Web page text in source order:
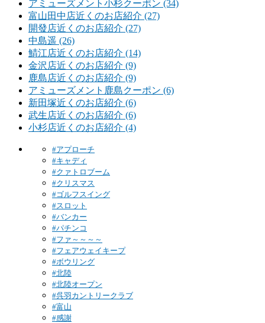
アミューズメント小杉クーポン (34)
富山田中店近くのお店紹介 (27)
開發店近くのお店紹介 (27)
中島遥 (26)
鯖江店近くのお店紹介 (14)
金沢店近くのお店紹介 (9)
鹿島店近くのお店紹介 (9)
アミューズメント鹿島クーポン (6)
新田塚近くのお店紹介 (6)
武生店近くのお店紹介 (6)
小杉店近くのお店紹介 (4)
#アプローチ
#キャディ
#クァトロブーム
#クリスマス
#ゴルフスイング
#スロット
#バンカー
#パチンコ
#ファ～～～～
#フェアウェイキープ
#ボウリング
#北陸
#北陸オープン
#呉羽カントリークラブ
#富山
#感謝